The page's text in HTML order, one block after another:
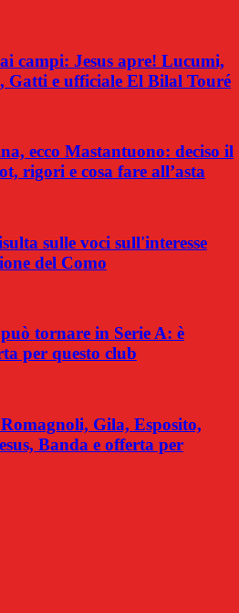
campi: Jesus apre! Lucumi,
e ufficiale El Bilal Touré
ecco Mastantuono: deciso il
rigori e cosa fare all’asta
sulle voci sull'interesse
del Como
tornare in Serie A: è
per questo club
Gila, Esposito,
Banda e offerta per